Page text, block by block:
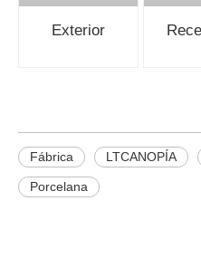
Exterior
Fábrica LTCANOPÍA
Porcelana